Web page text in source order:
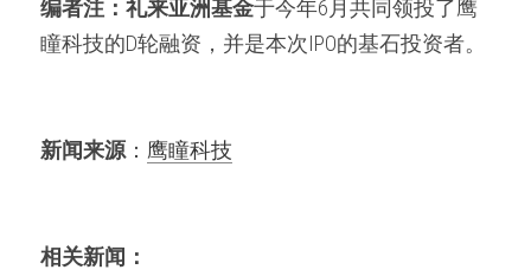
编者注： 礼来亚洲基金于今年6月共同领投了鹰
瞳科技的D轮融资，并是本次IPO的基石投资者。
新闻来源 ： 鹰瞳科技
相关新闻：